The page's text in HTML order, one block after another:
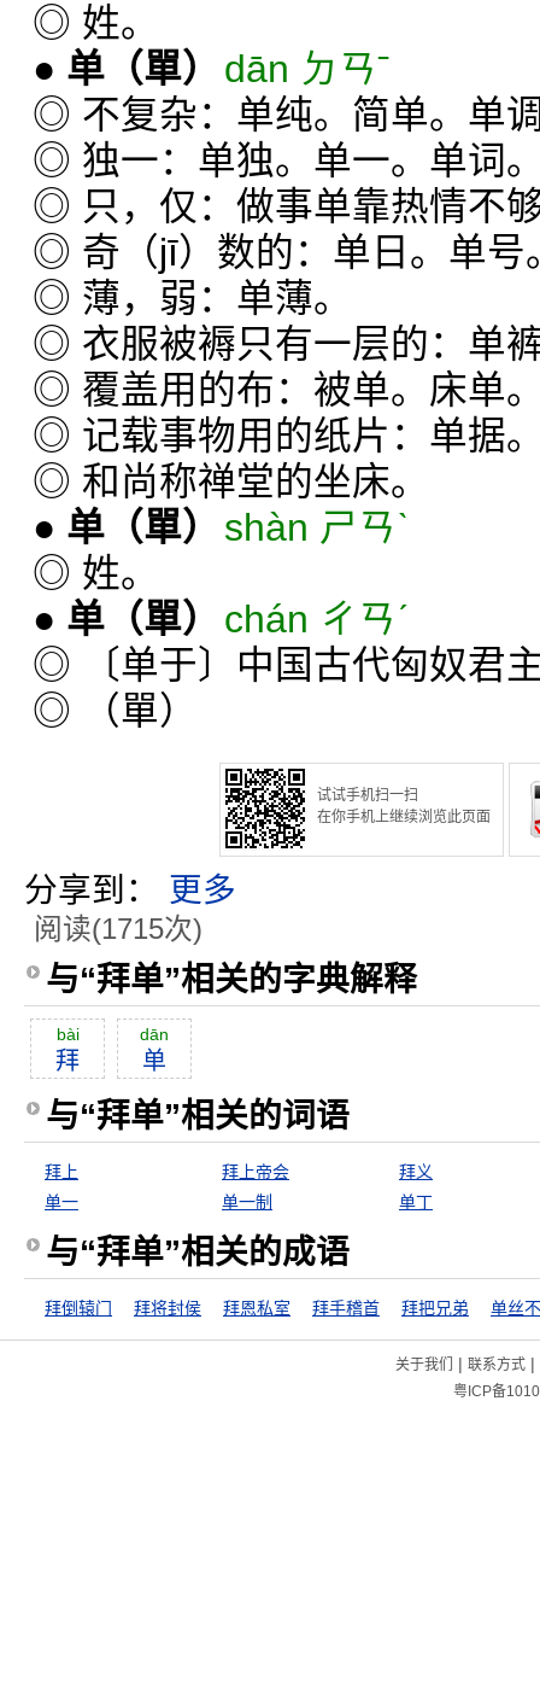
◎ 姓。
● 单 （單）
dān ㄉㄢˉ
◎ 不复杂：单纯。简单。单
◎ 独一：单独。单一。单词
◎ 只，仅：做事单靠热情不
◎ 奇（jī）数的：单日。单号
◎ 薄，弱：单薄。
◎ 衣服被褥只有一层的：单
◎ 覆盖用的布：被单。床单
◎ 记载事物用的纸片：单据
◎ 和尚称禅堂的坐床。
● 单 （單）
shàn ㄕㄢˋ
◎ 姓。
● 单 （單）
chán ㄔㄢˊ
◎ 〔单于〕中国古代匈奴君
◎ （單）
试试手机扫一扫
在你手机上继续浏览此页面
分享到： 更多
阅读(1715次)
与“拜单”相关的字典解释
bài
拜
dān
单
与“拜单”相关的词语
拜上 拜上帝会
拜义
单一
单一制 单丁
与“拜单”相关的成语
拜倒辕门 拜将封侯 拜恩私室 拜手稽首 拜把兄弟
关于我们 | 联系方式|
粤ICP备